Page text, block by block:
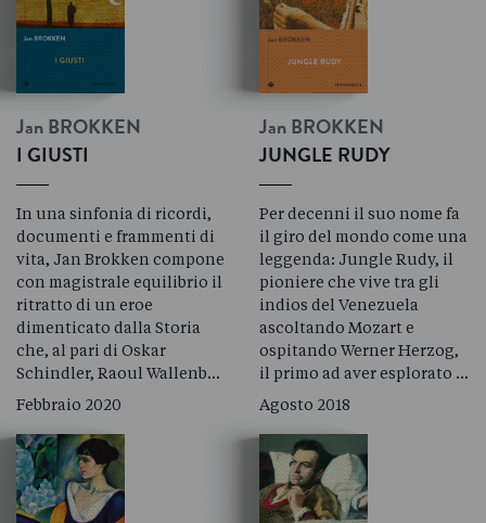
Jan BROKKEN
I GIUSTI
In una sinfonia di ricordi,
documenti e frammenti di
vita, Jan Brokken compone
con magistrale equilibrio il
ritratto di un eroe
dimenticato dalla Storia
che, al pari di Oskar
Schindler, Raoul Wallenb…
Febbraio 2020
Jan BROKKEN
JUNGLE RUDY
Per decenni il suo nome fa
il giro del mondo come una
leggenda: Jungle Rudy, il
pioniere che vive tra gli
indios del Venezuela
ascoltando Mozart e
ospitando Werner Herzog,
il primo ad aver esplorato …
Agosto 2018